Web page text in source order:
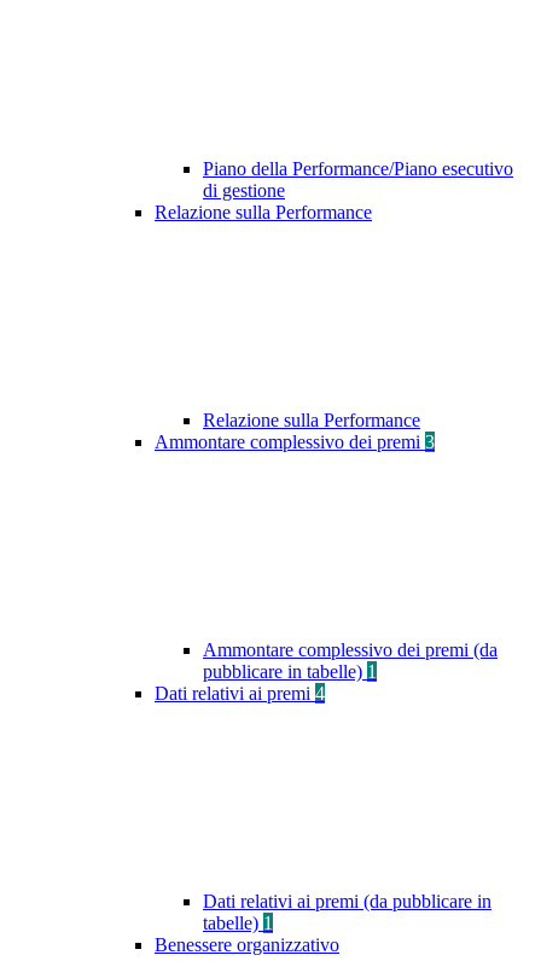
Piano della Performance/Piano esecutivo
di gestione
Relazione sulla Performance
Relazione sulla Performance
Ammontare complessivo dei premi 3
Ammontare complessivo dei premi (da
pubblicare in tabelle) 1
Dati relativi ai premi 4
Dati relativi ai premi (da pubblicare in
tabelle) 1
Benessere organizzativo